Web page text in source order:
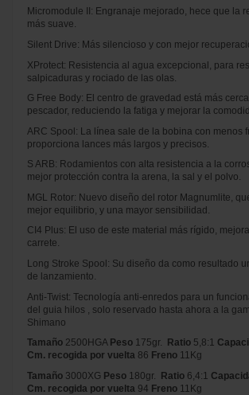
Micromodule II: Engranaje mejorado, hece que la
más suave.
Silent Drive: Más silencioso y con mejor
XProtect: Resistencia al agua excepcional, para
salpicaduras y rociado de las olas.
G Free Body: El centro de gravedad está más
pescador, reduciendo la fatiga y mejorar la
ARC Spool: La línea sale de la bobina con menos
proporciona lances más largos y precisos.
S ARB: Rodamientos con alta resistencia a la
mejor protección contra la arena, la sal y el polvo.
MGL Rotor: Nuevo diseño del rotor Magnumlite,
mejor equilibrio, y una mayor sensibilidad.
CI4 Plus: El uso de este material más rígido,
carrete.
Long Stroke Spool: Su diseño da como resultado
de lanzamiento.
Anti-Twist: Tecnología anti-enredos para un
del guia hilos , solo reservado hasta ahora a la
Shimano
Tamaño 2500HGA Peso 175gr. Ratio 5,8:1
Cm. recogida por vuelta 86 Freno 11Kg
Tamaño 3000XG Peso 180gr. Ratio 6,4:1
Cm. recogida por vuelta 94 Freno 11Kg